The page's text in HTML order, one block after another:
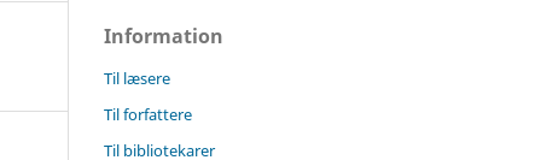
Information
Til læsere
Til forfattere
Til bibliotekarer